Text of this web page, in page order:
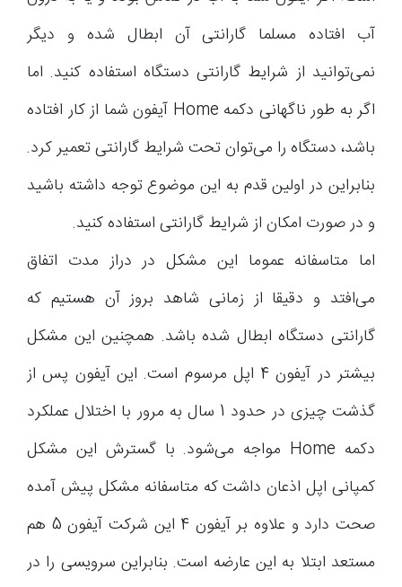
آب افتاده مسلما گارانتی آن ابطال شده و دیگر
نمی‌توانید از شرایط گارانتی دستگاه استفاده کنید. اما
اگر به طور ناگهانی دکمه Home آیفون شما از کار افتاده
باشد، دستگاه را می‌توان تحت شرایط گارانتی تعمیر کرد.
بنابراین در اولین قدم به این موضوع توجه داشته باشید
و در صورت امکان از شرایط گارانتی استفاده کنید.
اما متاسفانه عموما این مشکل در دراز مدت اتفاق
می‌افتد و دقیقا از زمانی شاهد بروز آن هستیم که
گارانتی دستگاه ابطال شده باشد. همچنین این مشکل
بیشتر در آیفون 4 اپل مرسوم است. این آیفون پس از
گذشت چیزی در حدود 1 سال به مرور با اختلال عملکرد
دکمه Home مواجه می‌شود. با گسترش این مشکل
کمپانی اپل اذعان داشت که متاسفانه مشکل پیش آمده
صحت دارد و علاوه بر آیفون 4 این شرکت آیفون 5 هم
مستعد ابتلا به این عارضه است. بنابراین سرویسی را در